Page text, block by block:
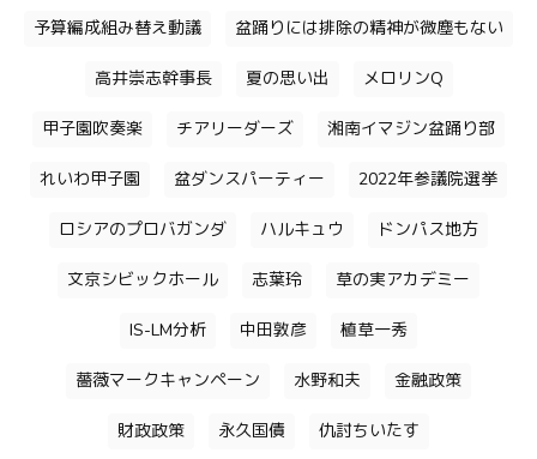
予算編成組み替え動議 盆踊りには排除の精神が微塵もない
高井崇志幹事長 夏の思い出 メロリンQ
甲子園吹奏楽 チアリーダーズ 湘南イマジン盆踊り部
れいわ甲子園 盆ダンスパーティー 2022年参議院選挙
ロシアのプロバガンダ ハルキュウ ドンパス地方
文京シビックホール 志葉玲 草の実アカデミー
IS-LM分析 中田敦彦 植草一秀
薔薇マークキャンペーン 水野和夫 金融政策
財政政策 永久国債 仇討ちいたす